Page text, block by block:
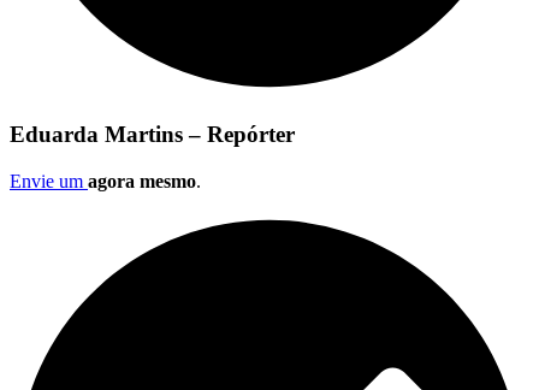
Eduarda Martins – Repórter
Envie um agora mesmo.